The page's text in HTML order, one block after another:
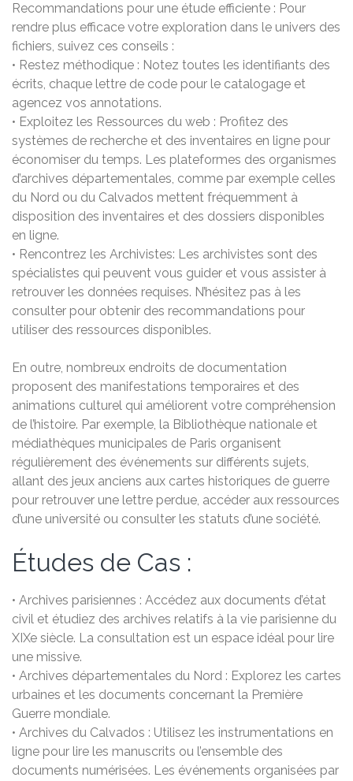
Recommandations pour une étude efficiente : Pour
rendre plus efficace votre exploration dans le univers des
fichiers, suivez ces conseils :
• Restez méthodique : Notez toutes les identifiants des
écrits, chaque lettre de code pour le catalogage et
agencez vos annotations.
• Exploitez les Ressources du web : Profitez des
systèmes de recherche et des inventaires en ligne pour
économiser du temps. Les plateformes des organismes
d’archives départementales, comme par exemple celles
du Nord ou du Calvados mettent fréquemment à
disposition des inventaires et des dossiers disponibles
en ligne.
• Rencontrez les Archivistes: Les archivistes sont des
spécialistes qui peuvent vous guider et vous assister à
retrouver les données requises. N’hésitez pas à les
consulter pour obtenir des recommandations pour
utiliser des ressources disponibles.
En outre, nombreux endroits de documentation
proposent des manifestations temporaires et des
animations culturel qui améliorent votre compréhension
de l’histoire. Par exemple, la Bibliothèque nationale et
médiathèques municipales de Paris organisent
régulièrement des événements sur différents sujets,
allant des jeux anciens aux cartes historiques de guerre
pour retrouver une lettre perdue, accéder aux ressources
d’une université ou consulter les statuts d’une société.
Études de Cas :
• Archives parisiennes : Accédez aux documents d’état
civil et étudiez des archives relatifs à la vie parisienne du
XIXe siècle. La consultation est un espace idéal pour lire
une missive.
• Archives départementales du Nord : Explorez les cartes
urbaines et les documents concernant la Première
Guerre mondiale.
• Archives du Calvados : Utilisez les instrumentations en
ligne pour lire les manuscrits ou l’ensemble des
documents numérisées. Les événements organisées par